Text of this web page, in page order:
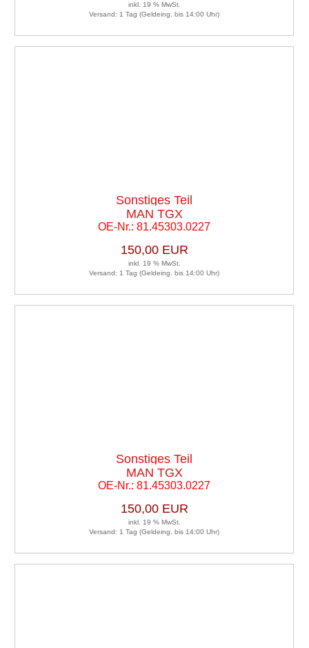
inkl. 19 % MwSt.
Versand: 1 Tag (Geldeing. bis 14:00 Uhr)
Sonstiges Teil
MAN TGX
OE-Nr.: 81.45303.0227
150,00 EUR
inkl. 19 % MwSt.
Versand: 1 Tag (Geldeing. bis 14:00 Uhr)
Sonstiges Teil
MAN TGX
OE-Nr.: 81.45303.0227
150,00 EUR
inkl. 19 % MwSt.
Versand: 1 Tag (Geldeing. bis 14:00 Uhr)